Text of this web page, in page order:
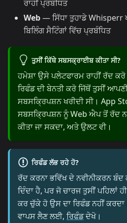
ਰਾਹੀਂ ਪ੍ਰਬੰਧਿਤ
Web— ਸਿੱਧਾ ਤੁਹਾਡੇ Whisperr
ਬਿਲਿੰਗ ਸੈਟਿੰਗਾਂ ਵਿੱਚ ਪ੍ਰਬੰਧਿਤ
ਤੁਸੀਂ ਕਿੱਥੇ ਸਬਸਕ੍ਰਾਈਬ ਕੀਤਾ ਸੀ?
ਹਮੇਸ਼ਾ ਉਸੇ ਪਲੇਟਫਾਰਮ ਰਾਹੀਂ ਰੱਦ ਕਰੋ
ਰਿਫੰਡ ਦੀ ਬੇਨਤੀ ਕਰੋ ਜਿੱਥੋਂ ਤੁਸੀਂ
ਸਬਸਕ੍ਰਿਪਸ਼ਨ ਖਰੀਦੀ ਸੀ। App
ਸਬਸਕ੍ਰਿਪਸ਼ਨ ਨੂੰ Web ਐਪ ਤੋਂ ਰੱਦ
ਕੀਤਾ ਜਾ ਸਕਦਾ, ਅਤੇ ਉਲਟ ਵੀ।
ਰਿਫੰਡ ਲੱਭ ਰਹੇ ਹੋ?
ਰੱਦ ਕਰਨਾ ਭਵਿੱਖ ਦੇ ਨਵੀਨੀਕਰਨ ਬੰਦ
ਦਿੰਦਾ ਹੈ, ਪਰ ਜੋ ਚਾਰਜ ਤੁਸੀਂ ਪਹਿਲਾਂ
ਕਰ ਚੁੱਕੇ ਹੋ ਉਸ ਦਾ ਰਿਫੰਡ ਨਹੀਂ
ਵਾਪਸ ਲੈਣ ਲਈ, ਰਿਫੰਡਦੇਖੋ।